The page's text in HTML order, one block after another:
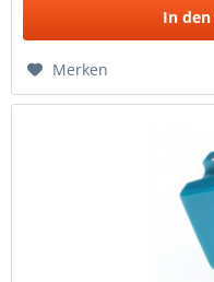
In den
Merken